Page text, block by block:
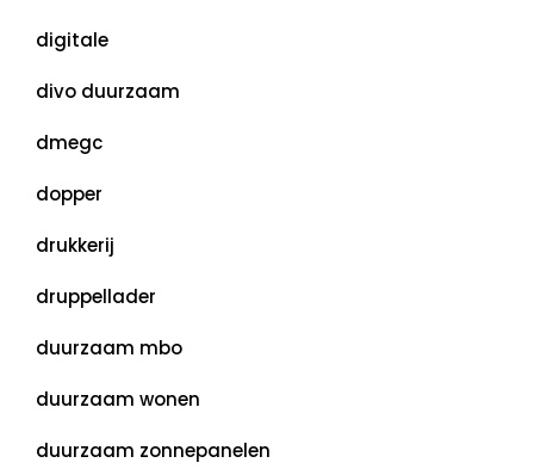
digitale
divo duurzaam
dmegc
dopper
drukkerij
druppellader
duurzaam mbo
duurzaam wonen
duurzaam zonnepanelen